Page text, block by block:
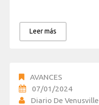
Leer más
AVANCES
07/01/2024
Diario De Venusville